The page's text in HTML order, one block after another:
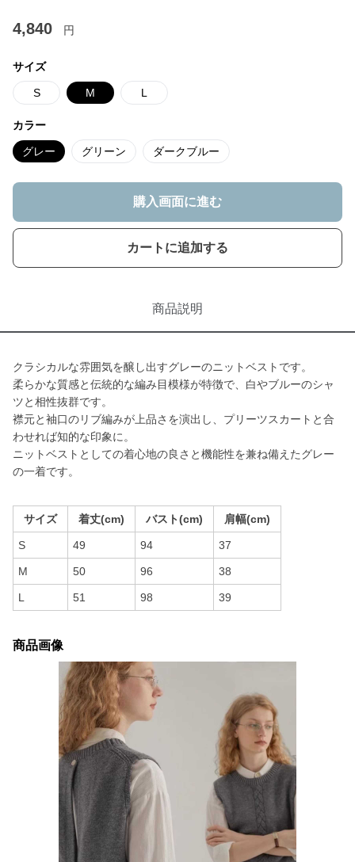
4,840 円
サイズ
S M L
カラー
グレー グリーン ダークブルー
購入画面に進む
カートに追加する
商品説明
クラシカルな雰囲気を醸し出すグレーのニットベストです。
柔らかな質感と伝統的な編み目模様が特徴で、白やブルーのシャ
ツと相性抜群です。
襟元と袖口のリブ編みが上品さを演出し、プリーツスカートと合
わせれば知的な印象に。
ニットベストとしての着心地の良さと機能性を兼ね備えたグレー
の一着です。
サイズ 着丈(cm) バスト(cm) 肩幅(cm)
S 49 94 37
M 50 96 38
L 51 98 39
商品画像